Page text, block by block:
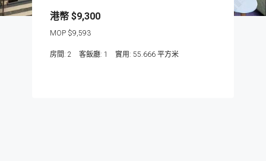
$9,300
$9,593
房間: 2 客飯廳: 1 55.666 平方米